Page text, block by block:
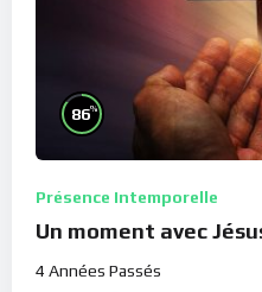
86%
Présence Intemporelle
Un moment avec
4 Années Passés